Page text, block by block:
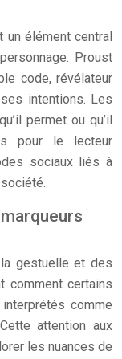
un élément central
Proust
code, révélateur
intentions. Les
permet ou qu’il
pour le lecteur
sociaux liés à
gestuelle et des
comment certains
comme
attention aux
les nuances de